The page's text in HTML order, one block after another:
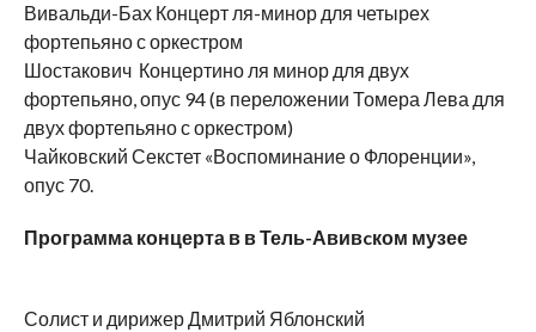
Вивальди-Бах Концерт ля-минор для четырех
фортепьяно с оркестром
Шостакович Концертино ля минор для двух
фортепьяно, опус 94 (в переложении Томера Лева для
двух фортепьяно с оркестром)
Чайковский Секстет «Воспоминание о Флоренции»,
опус 70.
Программа концерта в в Тель-Авивcком музее
Солист и дирижер Дмитрий Яблонский